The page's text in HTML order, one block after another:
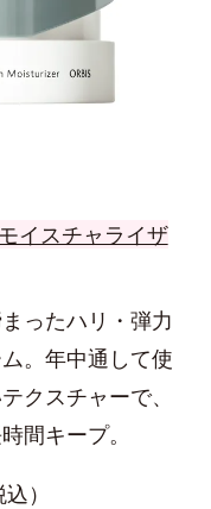
イスチャライザ
ったハリ・弾力
。年中通して使
クスチャーで、
間キープ。
）